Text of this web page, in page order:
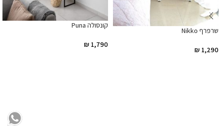
שרפרף Nikko
₪ 1,290
קונסולה Puna
₪ 1,790